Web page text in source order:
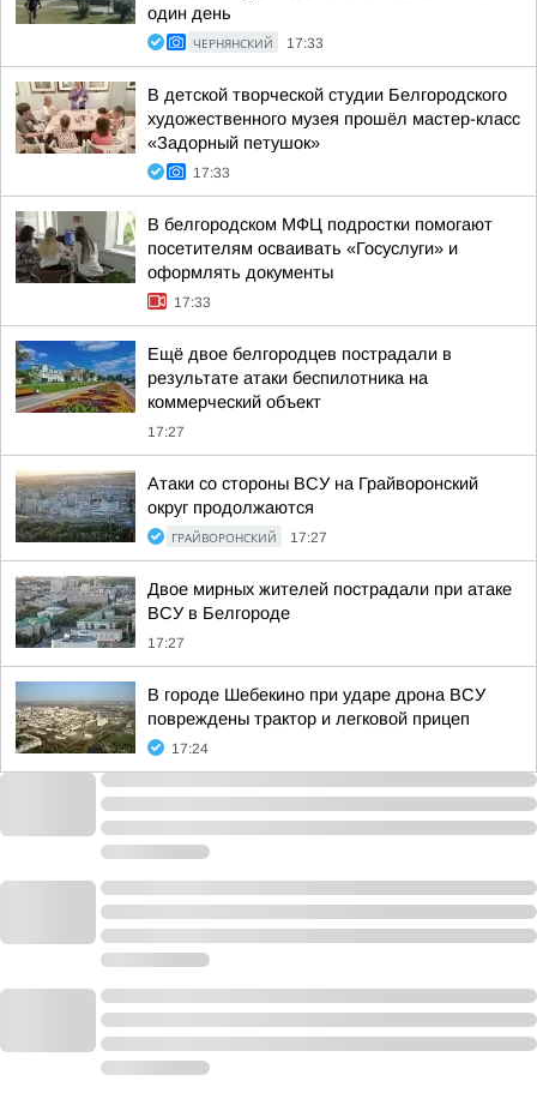
один день
ЧЕРНЯНСКИЙ 17:33
В детской творческой студии Белгородского
художественного музея прошёл мастер-класс
«Задорный петушок»
17:33
В белгородском МФЦ подростки помогают
посетителям осваивать «Госуслуги» и
оформлять документы
17:33
Ещё двое белгородцев пострадали в
результате атаки беспилотника на
коммерческий объект
17:27
Атаки со стороны ВСУ на Грайворонский
округ продолжаются
ГРАЙВОРОНСКИЙ 17:27
Двое мирных жителей пострадали при атаке
ВСУ в Белгороде
17:27
В городе Шебекино при ударе дрона ВСУ
повреждены трактор и легковой прицеп
17:24